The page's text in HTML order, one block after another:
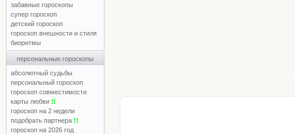
забавные гороскопы
супер гороскоп
детский гороскоп
гороскоп внешности и стиля
биоритмы
персональные гороскопы
абсолютный судьбы
персональный гороскоп
гороскоп совместимости
карты любви !!
гороскоп на 2 недели
подобрать партнера !!
гороскоп на 2026 год